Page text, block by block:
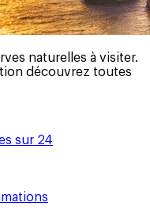
naturelles à visiter.
découvrez toutes
sur 24